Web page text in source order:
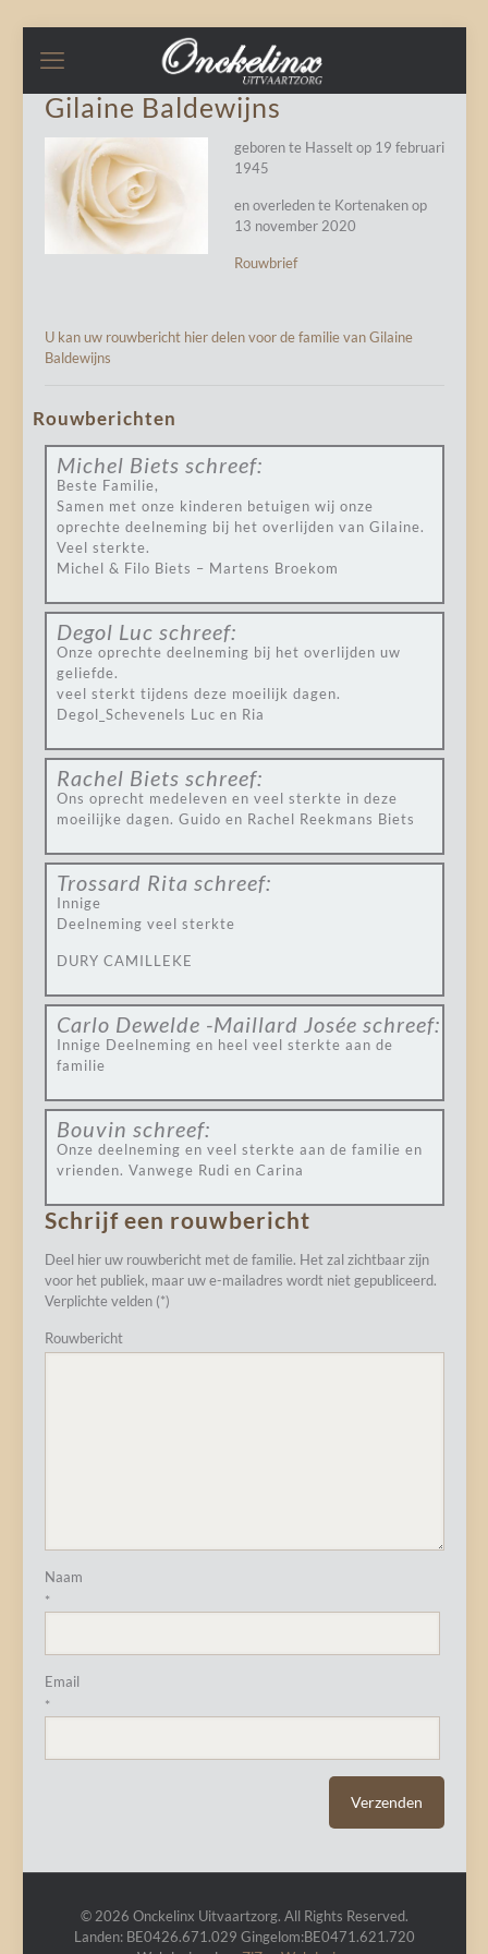
Gilaine Baldewijns
geboren te Hasselt op 19 februari
1945
en overleden te Kortenaken op
13 november 2020
Rouwbrief
U kan uw rouwbericht hier delen voor de familie van Gilaine
Baldewijns
Rouwberichten
Michel Biets schreef:
Beste Familie,
Samen met onze kinderen betuigen wij onze
oprechte deelneming bij het overlijden van Gilaine.
Veel sterkte.
Michel & Filo Biets – Martens Broekom
Degol Luc schreef:
Onze oprechte deelneming bij het overlijden uw
geliefde.
veel sterkt tijdens deze moeilijk dagen.
Degol_Schevenels Luc en Ria
Rachel Biets schreef:
Ons oprecht medeleven en veel sterkte in deze
moeilijke dagen. Guido en Rachel Reekmans Biets
Trossard Rita schreef:
Innige
Deelneming veel sterkte
DURY CAMILLEKE
Carlo Dewelde -Maillard Josée schreef:
Innige Deelneming en heel veel sterkte aan de
familie
Bouvin schreef:
Onze deelneming en veel sterkte aan de familie en
vrienden. Vanwege Rudi en Carina
Schrijf een rouwbericht
Deel hier uw rouwbericht met de familie. Het zal zichtbaar zijn
voor het publiek, maar uw e-mailadres wordt niet gepubliceerd.
Verplichte velden (*)
Rouwbericht
Naam
*
Email
*
© 2026 Onckelinx Uitvaartzorg. All Rights Reserved.
Landen: BE0426.671.029 Gingelom:BE0471.621.720